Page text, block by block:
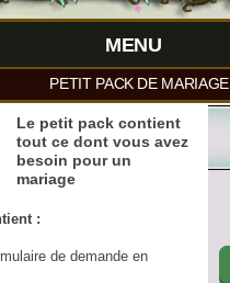
MENU
PETIT PACK DE MARIAGE
Le petit pack contient
tout ce dont vous avez
besoin pour un
mariage
:
de demande en